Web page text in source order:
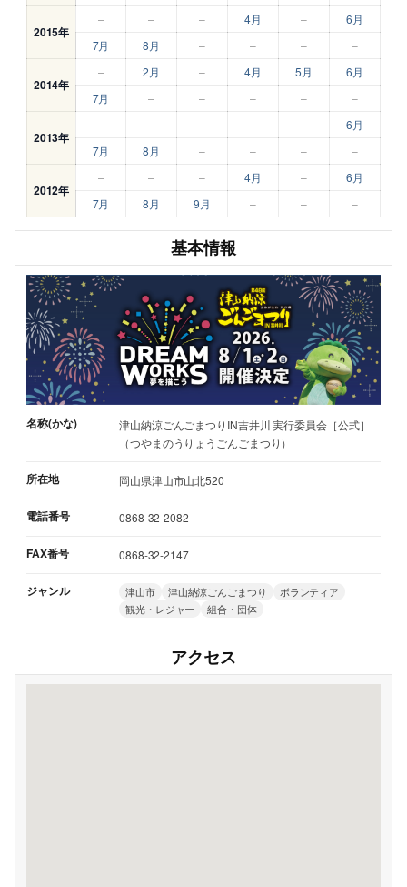
2015年
– – – 4月 –
6月
7月
8月 – – – –
2014年
– 2月 – 4月 5月
6月
7月
– – – – –
2013年
– – – – –
6月
7月
8月 – – – –
2012年
– – – 4月 –
6月
7月
8月 9月 – – –
基本情報
名称(かな)
津山納涼ごんごまつりIN吉井川 実行委員会［公式］
（つやまのうりょうごんごまつり）
所在地 岡山県津山市山北520
電話番号 0868-32-2082
FAX番号 0868-32-2147
ジャンル 津山市 津山納涼ごんごまつり
ボランティア
観光・レジャー
組合・団体
アクセス